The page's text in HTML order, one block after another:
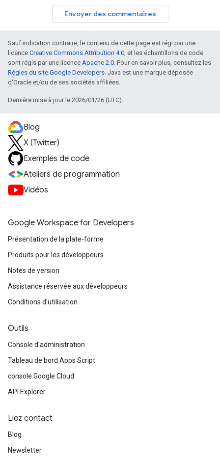
Envoyer des commentaires
Sauf indication contraire, le contenu de cette page est régi par une
licence Creative Commons Attribution 4.0, et les échantillons de code
sont régis par une licence Apache 2.0. Pour en savoir plus, consultez les
Règles du site Google Developers. Java est une marque déposée
d'Oracle et/ou de ses sociétés affiliées.
Dernière mise à jour le 2026/01/26 (UTC).
Blog
X (Twitter)
Exemples de code
Ateliers de programmation
Vidéos
Google Workspace for Developers
Présentation de la plate-forme
Produits pour les développeurs
Notes de version
Assistance réservée aux développeurs
Conditions d'utilisation
Outils
Console d'administration
Tableau de bord Apps Script
console Google Cloud
API Explorer
Liez contact
Blog
Newsletter